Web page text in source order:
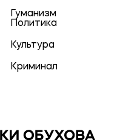
Гуманизм
Политика
Культура
Криминал